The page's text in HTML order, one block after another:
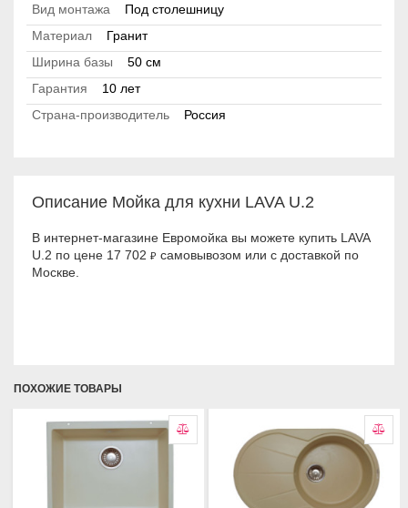
Вид монтажа
Под столешницу
Материал
Гранит
Ширина базы
50 см
Гарантия
10 лет
Страна-производитель
Россия
Описание Мойка для кухни LAVA U.2
В интернет-магазине Евромойка вы можете купить LAVA
U.2 по цене 17 702 ₽ самовывозом или с доставкой по
Москве.
ПОХОЖИЕ ТОВАРЫ